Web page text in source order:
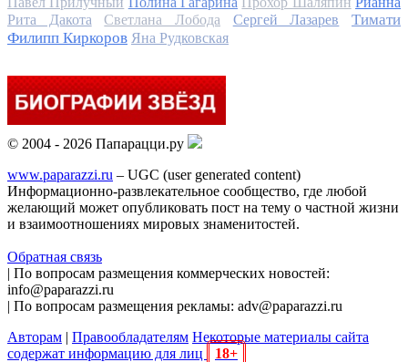
Рита Дакота
Светлана Лобода Сергей Лазарев
Тимати
Филипп Киркоров Яна Рудковская
© 2004 - 2026 Папарацци.ру
www.paparazzi.ru – UGC (user generated content)
Информационно-развлекательное сообщество, где любой
желающий может опубликовать пост на тему о частной жизни
и взаимоотношениях мировых знаменитостей.
Обратная связь
| По вопросам размещения коммерческих новостей:
info@paparazzi.ru
| По вопросам размещения рекламы: adv@paparazzi.ru
Авторам | Правообладателям Некоторые материалы сайта
содержат информацию для лиц
18+